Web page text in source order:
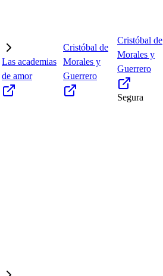
Las academias
de amor
Cristóbal de
Morales y
Guerrero
Cristóbal de
Morales y
Guerrero
Segura